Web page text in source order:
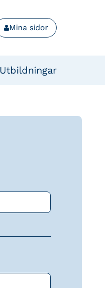
Mina sidor
Utbildningar